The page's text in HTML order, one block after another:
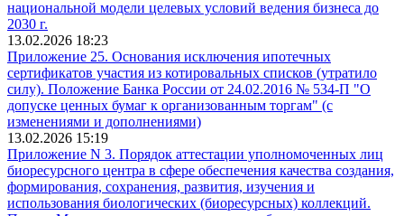
национальной модели целевых условий ведения бизнеса до
2030 г.
13.02.2026 18:23
Приложение 25. Основания исключения ипотечных
сертификатов участия из котировальных списков (утратило
силу). Положение Банка России от 24.02.2016 № 534-П "О
допуске ценных бумаг к организованным торгам" (с
изменениями и дополнениями)
13.02.2026 15:19
Приложение N 3. Порядок аттестации уполномоченных лиц
биоресурсного центра в сфере обеспечения качества создания,
формирования, сохранения, развития, изучения и
использования биологических (биоресурсных) коллекций.